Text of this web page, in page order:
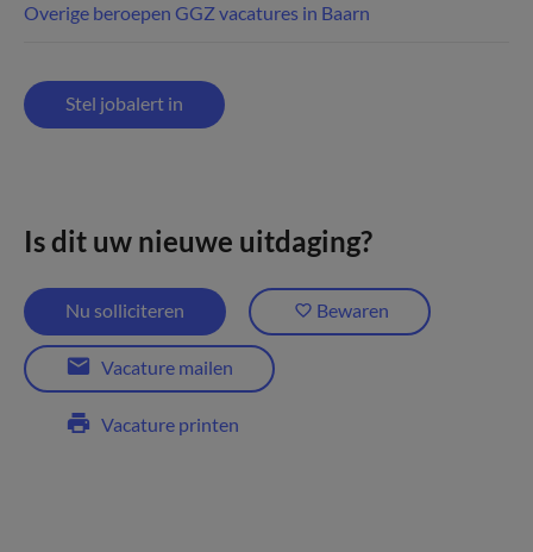
Overige beroepen GGZ vacatures in Baarn
Stel jobalert in
Is dit uw nieuwe uitdaging?
Nu solliciteren Bewaren
Vacature mailen
Vacature printen